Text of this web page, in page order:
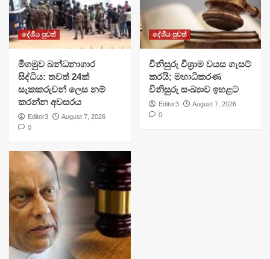
දේශීය පුවත්
මීගමුව බන්ධනාගාර
සිද්ධිය: තවත් 24ක්
සැකකරුවන් ලෙස නම්
කරන්න අවසරය
Editor3
August 7, 2026
0
දේශීය පුවත්
විනිසුරු විශ්‍රාම වයස ගැසට්
කරයි; මහාධිකරණ
විනිසුරු සංඛ්‍යාව ඉහළට
Editor3
August 7, 2026
0